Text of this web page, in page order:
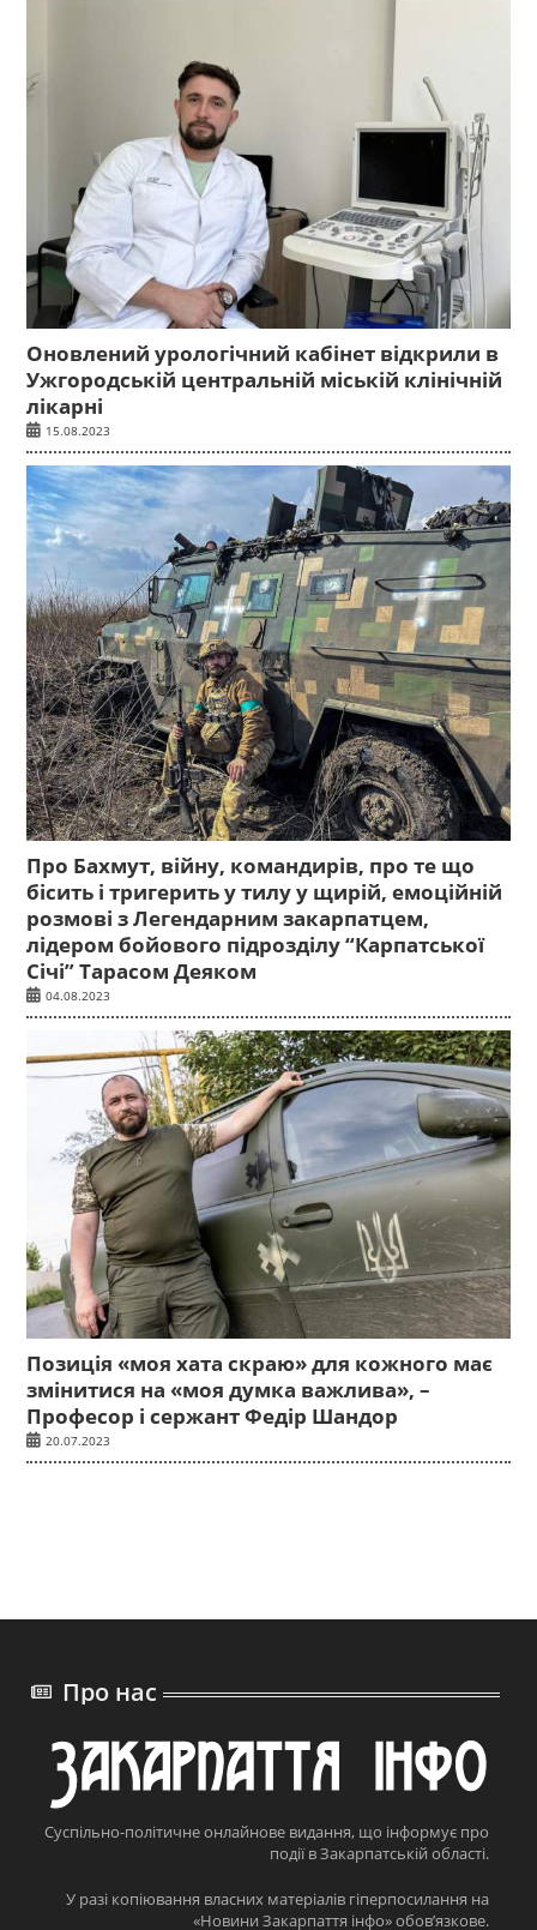
Оновлений урологічний кабінет відкрили в
Ужгородській центральній міській клінічній
лікарні
15.08.2023
Про Бахмут, війну, командирів, про те що
бісить і тригерить у тилу у щирій, емоційній
розмові з Легендарним закарпатцем,
лідером бойового підрозділу “Карпатської
Січі” Тарасом Деяком
04.08.2023
Позиція «моя хата скраю» для кожного має
змінитися на «моя думка важлива», –
Професор і сержант Федір Шандор
20.07.2023
Про нас
Суспільно-політичне онлайнове видання, що інформує про
події в Закарпатській області.
У разі копіювання власних матеріалів гіперпосилання на
«Новини Закарпаття інфо» обов’язкове.